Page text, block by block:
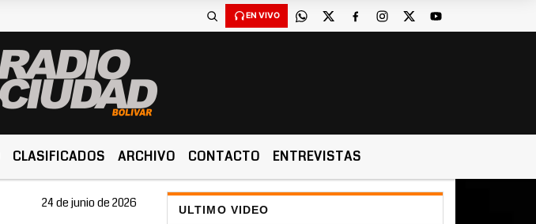
EN VIVO
CLASIFICADOS ARCHIVO CONTACTO ENTREVISTAS
24 de junio de 2026 ULTIMO VIDEO